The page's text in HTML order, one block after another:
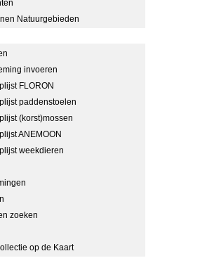
Natuurgebieden
invoeren
FLORON
paddenstoelen
(korst)mossen
ANEMOON
weekdieren
zoeken
op de Kaart